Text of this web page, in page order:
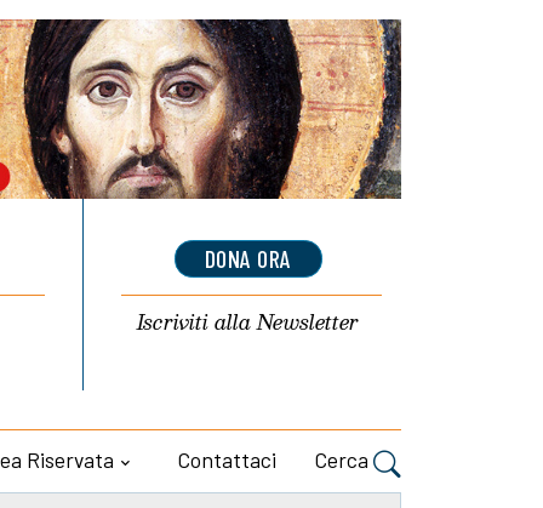
DONA ORA
Iscriviti allaNewsletter
Riservata Contattaci Cerca